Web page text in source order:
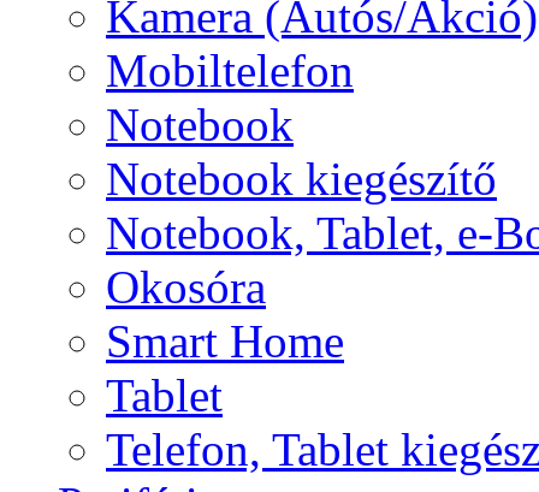
Kamera (Autós/Akció)
Mobiltelefon
Notebook
Notebook kiegészítő
Notebook, Tablet, e-
Okosóra
Smart Home
Tablet
Telefon, Tablet